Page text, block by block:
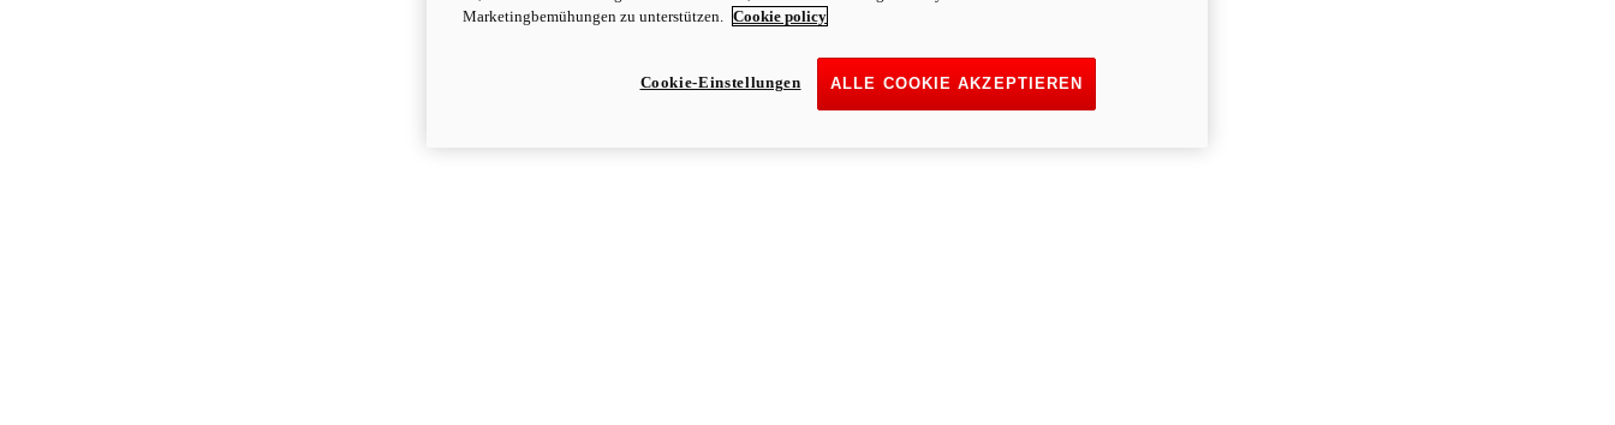
Marketingbemühungen zu unterstützen. Cookie policy
ALLE COOKIE AKZEPTIEREN
Cookie-Einstellungen